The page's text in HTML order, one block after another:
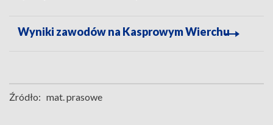
Wyniki zawodów na Kasprowym Wierchu
Źródło: mat. prasowe